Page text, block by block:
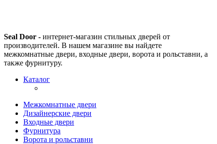
Seal Door - интернет-магазин стильных дверей от
производителей. В нашем магазине вы найдете
межкомнатные двери, входные двери, ворота и рольставни, а
также фурнитуру.
Каталог
Межкомнатные двери
Дизайнерские двери
Входные двери
Фурнитура
Ворота и рольставни